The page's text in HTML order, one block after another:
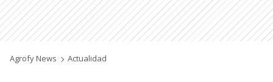
Agrofy News Actualidad